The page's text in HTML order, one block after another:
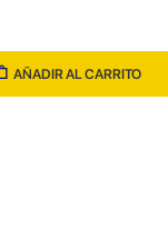
AÑADIR AL CARRITO